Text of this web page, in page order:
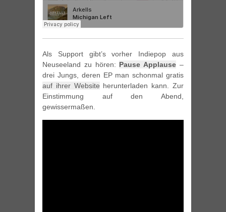
Als Support gibt’s vorher Indiepop aus
Neuseeland zu hören: Pause Applause –
drei Jungs, deren EP man schonmal gratis
auf ihrer Website herunterladen kann. Zur
Einstimmung auf den Abend,
gewissermaßen.